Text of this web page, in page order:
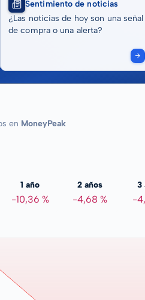
Sentimiento de noticias
¿Las noticias de hoy son una señal
de compra o una alerta?
en MoneyPeak
1 año
-10,36 %
2 años
-4,68 %
3
-